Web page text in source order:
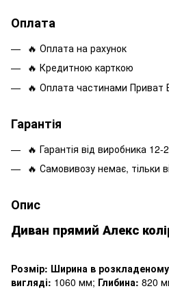
Оплата
🔥 Оплата на рахунок
🔥 Кредитною карткою
🔥 Оплата частинами Приват
Гарантія
🔥 Гарантія від виробника 12-
🔥 Самовивозу немає, тільки
Опис
Диван прямий Алекс
Розмір: Ширина в розкладеному
вигляді: 1060 мм; Глибина: 820